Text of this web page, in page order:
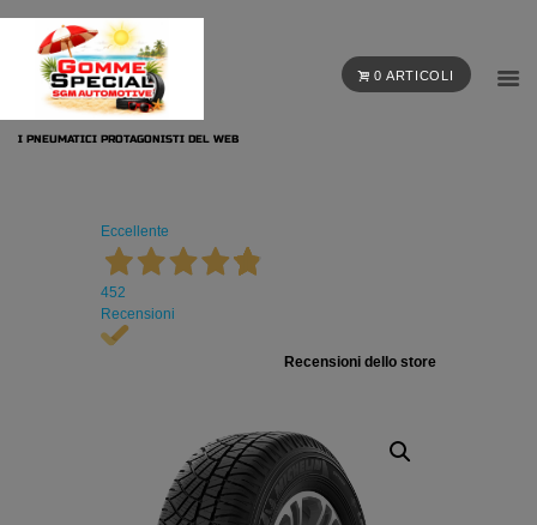
0 ARTICOLI
I PNEUMATICI PROTAGONISTI DEL WEB
Eccellente
452
Recensioni
Recensioni dello store